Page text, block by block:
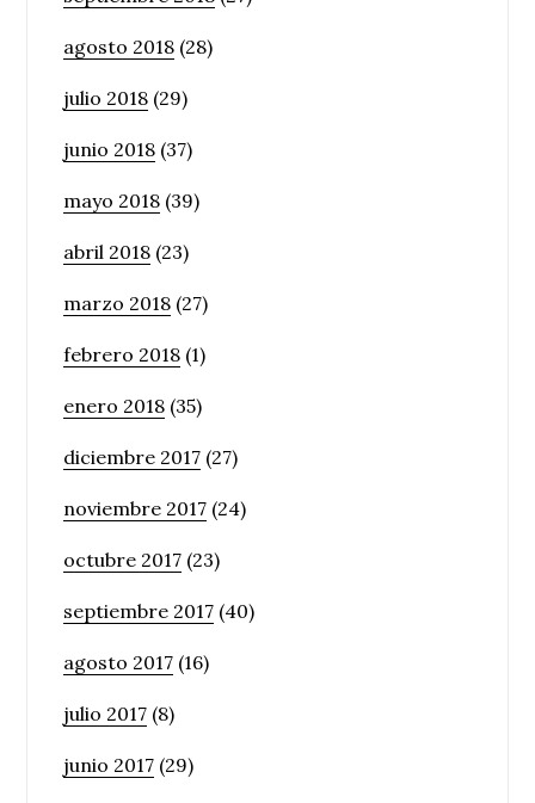
agosto 2018 (28)
julio 2018 (29)
junio 2018 (37)
mayo 2018 (39)
abril 2018 (23)
marzo 2018 (27)
febrero 2018 (1)
enero 2018 (35)
diciembre 2017 (27)
noviembre 2017 (24)
octubre 2017 (23)
septiembre 2017 (40)
agosto 2017 (16)
julio 2017 (8)
junio 2017 (29)